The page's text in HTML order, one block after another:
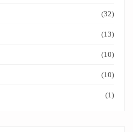
(32)
(13)
(10)
(10)
(1)